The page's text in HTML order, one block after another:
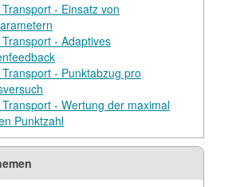
- Einsatz von
- Adaptives
- Punktabzug pro
Transport - Wertung der maximal
Punktzahl